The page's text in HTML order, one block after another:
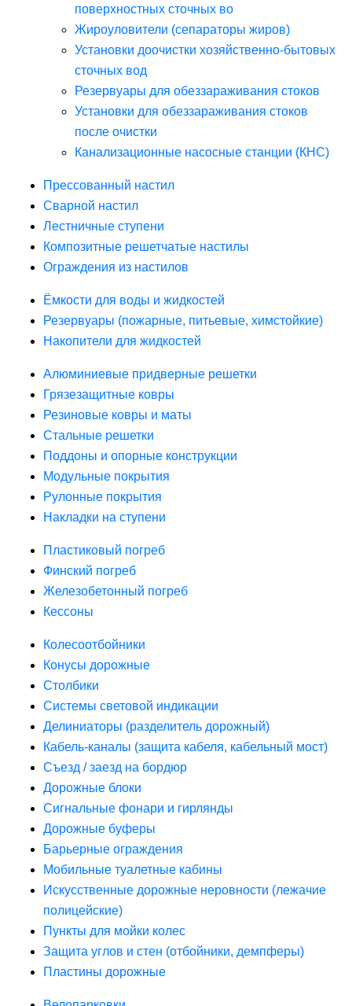
поверхностных сточных во
Жироуловители (сепараторы жиров)
Установки доочистки хозяйственно-бытовых
сточных вод
Резервуары для обеззараживания стоков
Установки для обеззараживания стоков
после очистки
Канализационные насосные станции (КНС)
Прессованный настил
Сварной настил
Лестничные ступени
Композитные решетчатые настилы
Ограждения из настилов
Ёмкости для воды и жидкостей
Резервуары (пожарные, питьевые, химстойкие)
Накопители для жидкостей
Алюминиевые придверные решетки
Грязезащитные ковры
Резиновые ковры и маты
Стальные решетки
Поддоны и опорные конструкции
Модульные покрытия
Рулонные покрытия
Накладки на ступени
Пластиковый погреб
Финский погреб
Железобетонный погреб
Кессоны
Колесоотбойники
Конусы дорожные
Столбики
Системы световой индикации
Делиниаторы (разделитель дорожный)
Кабель-каналы (защита кабеля, кабельный мост)
Съезд / заезд на бордюр
Дорожные блоки
Сигнальные фонари и гирлянды
Дорожные буферы
Барьерные ограждения
Мобильные туалетные кабины
Искусственные дорожные неровности (лежачие
полицейские)
Пункты для мойки колес
Защита углов и стен (отбойники, демпферы)
Пластины дорожные